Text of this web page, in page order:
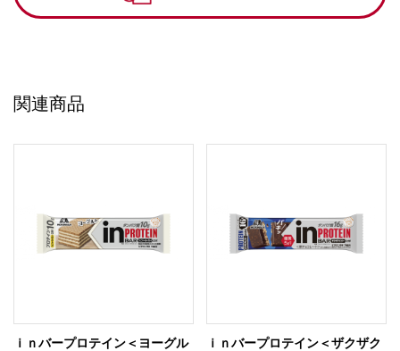
関連商品
ｉｎバープロテイン＜ヨーグル
ｉｎバープロテイン＜ザクザク